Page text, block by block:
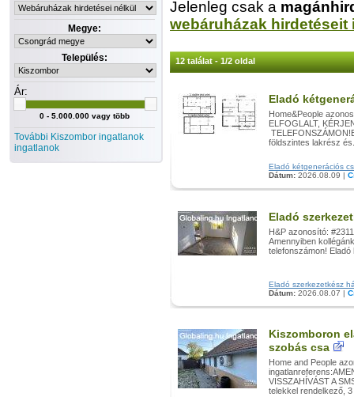
Megye:
Település:
Ár:
0 - 5.000.000 vagy több
További Kiszombor ingatlanok
ingatlanok
Jelenleg csak a
webáruházak hirdetéseit
12 találat - 1/2 oldal
Eladó
Home&People
ELFOGLALT,
földszintes lakrész
Eladó kétgenerációs
Dátum: 2026.08.09 |
Eladó
H&P azonosító:
Amennyiben
telefonszámon!
Eladó szerkezetkész
Dátum: 2026.08.07 |
Kiszomboron
szobás csa
Home and People
VISSZAHÍVÁST A
telekkel rendelkező,